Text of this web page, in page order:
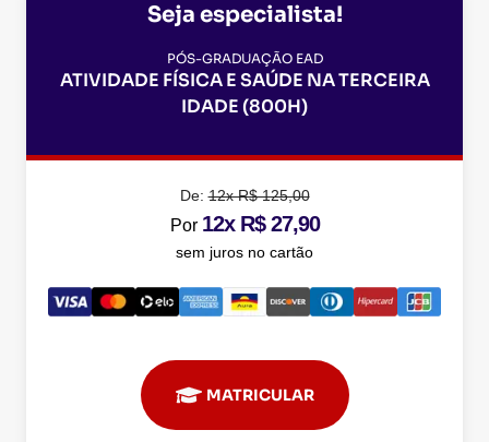
Seja especialista!
PÓS-GRADUAÇÃO EAD
ATIVIDADE FÍSICA E SAÚDE NA TERCEIRA
IDADE (800H)
De:12x R$ 125,00
Por 12x R$ 27,90
sem juros no cartão
MATRICULAR